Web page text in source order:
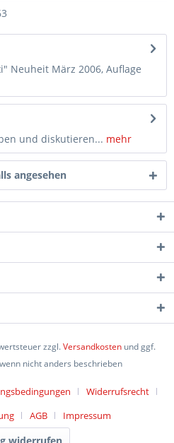
Neuheit März 2006, Auflage
und diskutieren... mehr
angesehen
zzgl.Versandkosten und ggf.
nicht anders beschrieben
Widerrufsrecht
AGB Impressum